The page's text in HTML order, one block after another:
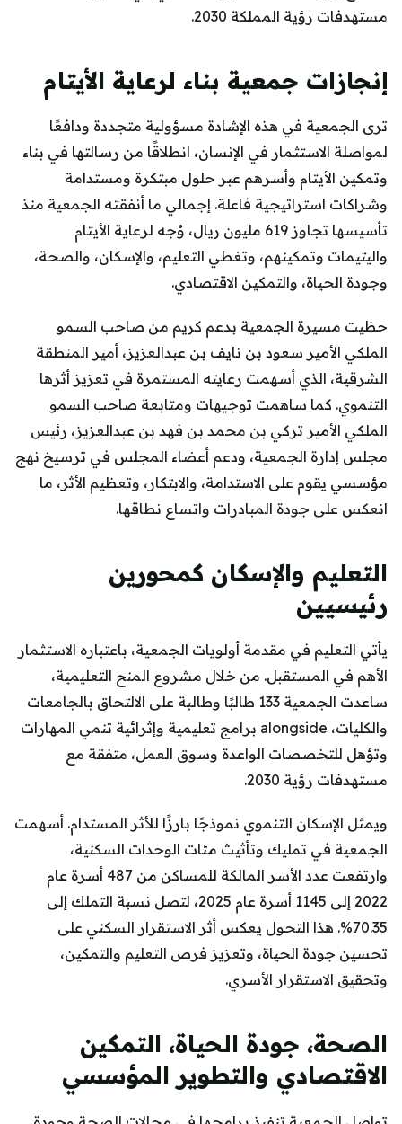
مستهدفات رؤية المملكة 2030.
إنجازات جمعية بناء لرعاية الأيتام
ترى الجمعية في هذه الإشادة مسؤولية متجددة ودافعًا
لمواصلة الاستثمار في الإنسان، انطلاقًا من رسالتها في بناء
وتمكين الأيتام وأسرهم عبر حلول مبتكرة ومستدامة
وشراكات استراتيجية فاعلة. إجمالي ما أنفقته الجمعية منذ
تأسيسها تجاوز 619 مليون ريال، وُجه لرعاية الأيتام
واليتيمات وتمكينهم، وتغطي التعليم، والإسكان، والصحة،
وجودة الحياة، والتمكين الاقتصادي.
حظيت مسيرة الجمعية بدعم كريم من صاحب السمو
الملكي الأمير سعود بن نايف بن عبدالعزيز، أمير المنطقة
الشرقية، الذي أسهمت رعايته المستمرة في تعزيز أثرها
التنموي. كما ساهمت توجيهات ومتابعة صاحب السمو
الملكي الأمير تركي بن محمد بن فهد بن عبدالعزيز، رئيس
مجلس إدارة الجمعية، ودعم أعضاء المجلس في ترسيخ نهج
مؤسسي يقوم على الاستدامة، والابتكار، وتعظيم الأثر، ما
انعكس على جودة المبادرات واتساع نطاقها.
التعليم والإسكان كمحورين
رئيسيين
يأتي التعليم في مقدمة أولويات الجمعية، باعتباره الاستثمار
الأهم في المستقبل. من خلال مشروع المنح التعليمية،
ساعدت الجمعية 133 طالبًا وطالبة على الالتحاق بالجامعات
والكليات، alongside برامج تعليمية وإثرائية تنمي المهارات
وتؤهل للتخصصات الواعدة وسوق العمل، متفقة مع
مستهدفات رؤية 2030.
ويمثل الإسكان التنموي نموذجًا بارزًا للأثر المستدام. أسهمت
الجمعية في تمليك وتأثيث مئات الوحدات السكنية،
وارتفعت عدد الأسر المالكة للمساكن من 487 أسرة عام
2022 إلى 1145 أسرة عام 2025، لتصل نسبة التملك إلى
70.35%. هذا التحول يعكس أثر الاستقرار السكني على
تحسين جودة الحياة، وتعزيز فرص التعليم والتمكين،
وتحقيق الاستقرار الأسري.
الصحة، جودة الحياة، التمكين
الاقتصادي والتطوير المؤسسي